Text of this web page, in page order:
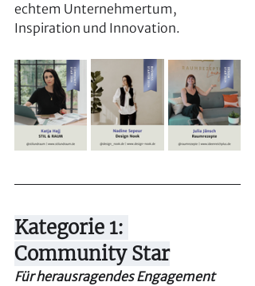
echtem Unternehmertum,
Inspiration und Innovation.
Kategorie 1:
Community Star
Für herausragendes Engagement